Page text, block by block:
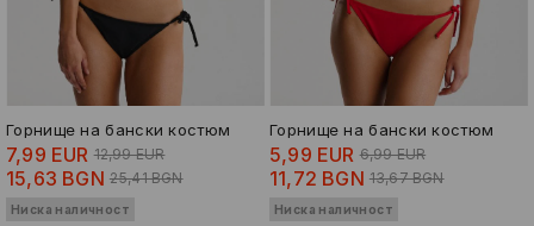
Горнище на бански костюм
7,99 EUR 12,99 EUR
15,63 BGN 25,41 BGN
Ниска наличност
Горнище на бански костюм
5,99 EUR 6,99 EUR
11,72 BGN 13,67 BGN
Ниска наличност